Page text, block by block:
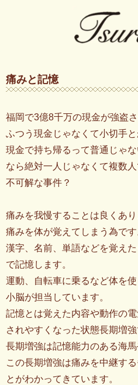
痛みと記憶
福岡で3億8千万の現金が強盗
ふつう現金じゃなくて小切手
現金で持ち帰るって普通じゃ
なら絶対一人じゃなくて複数人
不可解な事件？
痛みを我慢することは良くあり
痛みを体が覚えてしまう為です
漢字、名前、単語などを覚え
で記憶します。
運動、自転車に乗るなど体を
小脳が担当しています。
記憶とは覚えた内容や動作の
されやすくなった状態長期増強
長期増強は記憶能力のある海
この長期増強は痛みを中継す
とがわかってきています。